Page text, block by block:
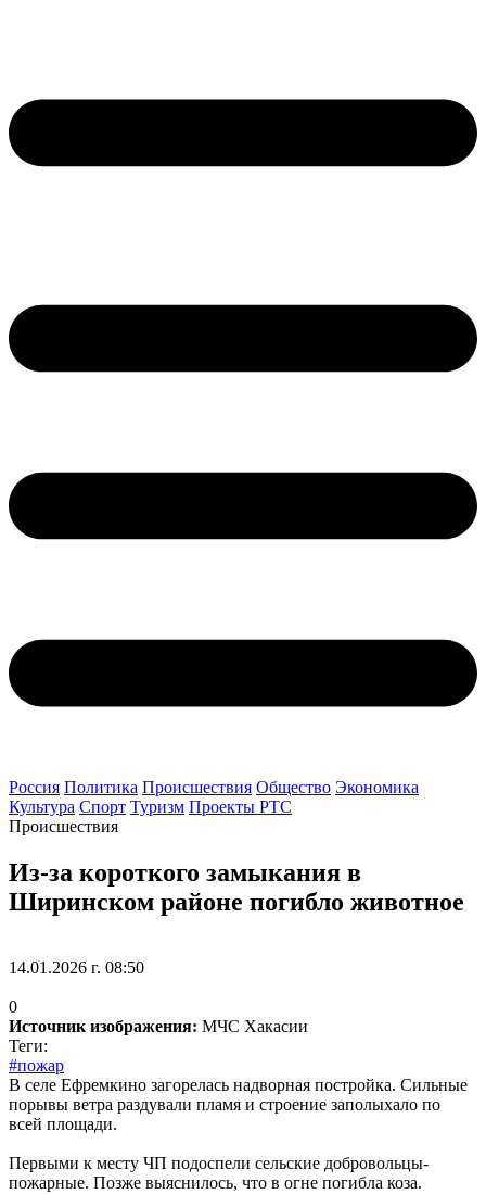
Россия Политика Происшествия Общество Экономика
Культура Спорт Туризм Проекты РТС
Происшествия
Из-за короткого замыкания в
Ширинском районе погибло животное
14.01.2026 г. 08:50
0
Источник изображения: МЧС Хакасии
Теги:
#пожар
В селе Ефремкино загорелась надворная постройка. Сильные
порывы ветра раздували пламя и строение заполыхало по
всей площади.
Первыми к месту ЧП подоспели сельские добровольцы-
пожарные. Позже выяснилось, что в огне погибла коза.